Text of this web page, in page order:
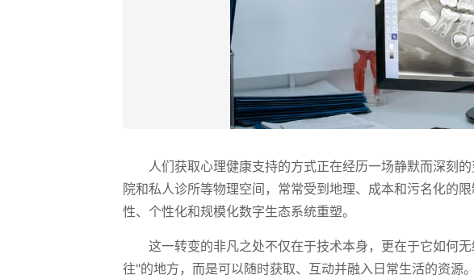
人们获取心理健康支持的方式正在经历一场静默而深刻
院和私人诊所等物理空间，常常受到地理、成本和污名化的
性、个性化和规模化数字生态系统重塑。
这一转变的非凡之处不仅在于技术本身，更在于它如何
往"的地方，而是可以随时获取、互动并融入日常生活的资源